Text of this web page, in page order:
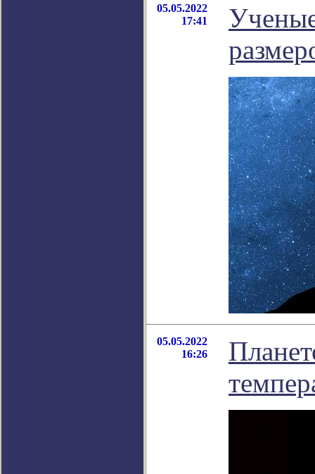
05.05.2022
17:41
05.05.2022
16:26